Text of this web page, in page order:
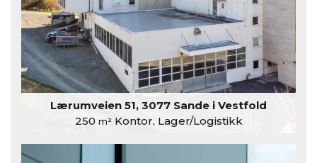
Lærumveien 51, 3077 Sande i Vestfold
250 m²Kontor, Lager/Logistikk